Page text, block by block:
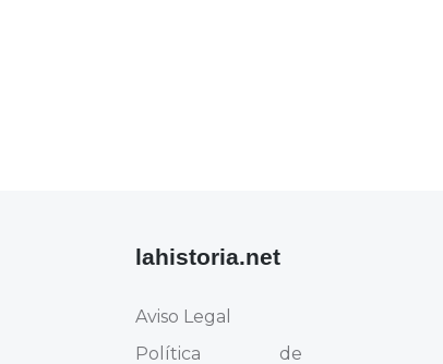
lahistoria.net
Aviso Legal
Política de